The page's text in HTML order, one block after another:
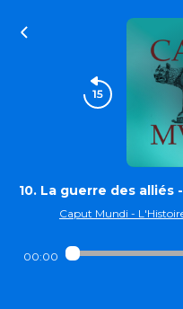
10. La guerre des
Caput Mundi -
00:00